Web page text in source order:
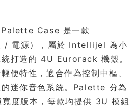
Case 是一款
/ 電源），屬於 Intellijel 為小
打造的 4U Eurorack 機殼。
便特性，適合作為控制中樞、
迷你音色系統。Palette 分為
度版本，每款均提供 3U 模組